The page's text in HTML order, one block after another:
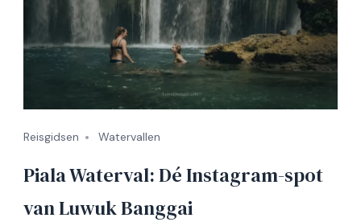
Reisgidsen Watervallen
Piala Waterval: Dé Instagram-spot
van Luwuk Banggai